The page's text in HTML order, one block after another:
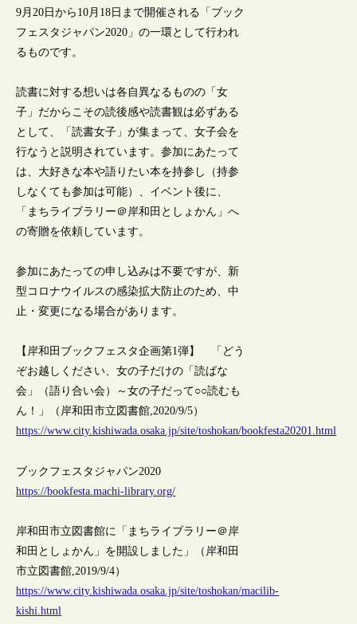
9月20日から10月18日まで開催される「ブック
フェスタジャパン2020」の一環として行われ
るものです。
読書に対する想いは各自異なるものの「女
子」だからこその読後感や読書観は必ずある
として、「読書女子」が集まって、女子会を
行なうと説明されています。参加にあたって
は、大好きな本や語りたい本を持参し（持参
しなくても参加は可能）、イベント後に、
「まちライブラリー＠岸和田としょかん」へ
の寄贈を依頼しています。
参加にあたっての申し込みは不要ですが、新
型コロナウイルスの感染拡大防止のため、中
止・変更になる場合があります。
【岸和田ブックフェスタ企画第1弾】 「どう
ぞお越しください、女の子だけの「読ばな
会」（語り合い会）～女の子だって○○読むも
ん！」（岸和田市立図書館,2020/9/5）
https://www.city.kishiwada.osaka.jp/site/toshokan/bookfesta20201.html
ブックフェスタジャパン2020
https://bookfesta.machi-library.org/
岸和田市立図書館に「まちライブラリー＠岸
和田としょかん」を開設しました」（岸和田
市立図書館,2019/9/4）
https://www.city.kishiwada.osaka.jp/site/toshokan/macilib-
kishi.html